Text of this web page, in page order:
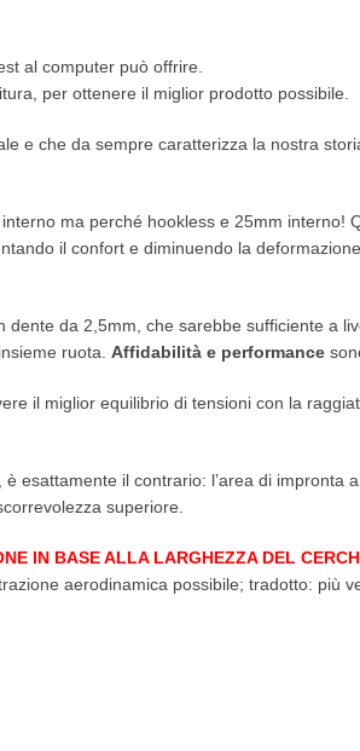
al computer può offrire.
per ottenere il miglior prodotto possibile.
e che da sempre caratterizza la nostra
ma perché hookless e 25mm interno!
il confort e diminuendo la
dente da 2,5mm, che sarebbe sufficiente a
ruota. Affidabilità e performance
il miglior equilibrio di tensioni con la
è esattamente il contrario: l’area di
superiore.
IN BASE ALLA LARGHEZZA DEL
aerodinamica possibile; tradotto: